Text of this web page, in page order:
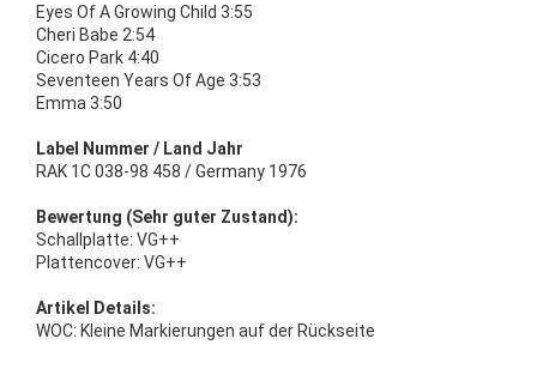
Eyes Of A Growing Child 3:55
Cheri Babe 2:54
Cicero Park 4:40
Seventeen Years Of Age 3:53
Emma 3:50
Label Nummer / Land Jahr
RAK 1C 038-98 458 / Germany 1976
Bewertung (Sehr guter Zustand):
Schallplatte: VG++
Plattencover: VG++
Artikel Details:
WOC: Kleine Markierungen auf der Rückseite